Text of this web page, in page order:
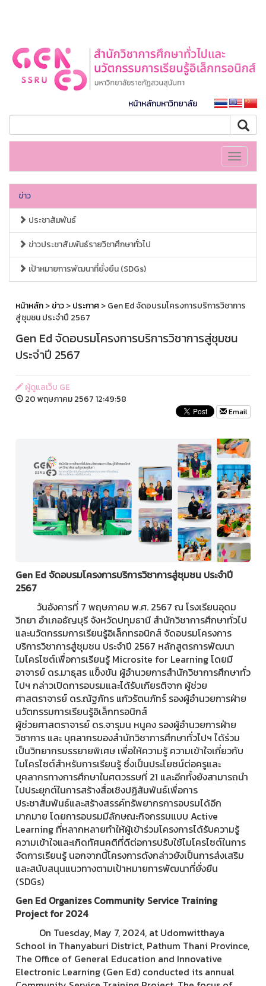
หน้าหลักมหาวิทยาลัย
Toggle
ข่าว
ประชาสัมพันธ์
ข่าวประชาสัมพันธ์รายวิชาศึกษาทั่วไป
เป้าหมายการพัฒนาที่ยั่งยืน (SDGs)
หน้าหลัก>ข่าว>ประกาศ> Gen Ed จัดอบรมโครงการบริการวิชาการ
สู่ชุมชน ประจำปี 2567
Gen Ed จัดอบรมโครงการบริการวิชาการสู่ชุมชน
ประจำปี 2567
ผู้ดูแลเว็บ GE
20 พฤษภาคม 2567 12:49:58
Email
Gen Ed จัดอบรมโครงการบริการวิชาการสู่ชุมชน ประจำปี
2567
วันอังคารที่ 7 พฤษภาคม พ.ศ. 2567 ณ โรงเรียนอุดม
วิทยา อำเภอธัญบุรี จังหวัดปทุมธานี สำนักวิชาการศึกษาทั่วไป
และนวัตกรรมการเรียนรู้อิเล็กทรอนิกส์ จัดอบรมโครงการ
บริการวิชาการสู่ชุมชน ประจำปี 2567 หลักสูตรการพัฒนา
ไมโครไซต์เพื่อการเรียนรู้ Microsite for Learning โดยมี
อาจารย์ ดร.มาธุสร แข็งขัน ผู้อำนวยการสำนักวิชาการศึกษาทั่ว
ไปฯ กล่าวเปิดการอบรมและได้รับเกียรติจาก ผู้ช่วย
ศาสตราจารย์ ดร.ณัฐภัทร แก้วรัตนภัทร์ รองผู้อำนวยการฝ่าย
นวัตกรรมการเรียนรู้อิเล็กทรอนิกส์
ผู้ช่วยศาสตราจารย์ ดร.จารุมน หนูคง รองผู้อำนวยการฝ่าย
วิชาการ และ บุคลากรของสำนักวิชาการศึกษาทั่วไปฯ ได้ร่วม
เป็นวิทยากรบรรยายพิเศษ เพื่อให้ความรู้ ความเข้าใจเกี่ยวกับ
ไมโครไซต์สำหรับการเรียนรู้ ซึ่งเป็นประโยชน์ต่อครูและ
บุคลากรทางการศึกษาในศตวรรษที่ 21 และอีกทั้งยังสามารถนำ
ไปประยุกต์ในการสร้างสื่อเชิงปฏิสัมพันธ์เพื่อการ
ประชาสัมพันธ์และสร้างสรรค์ทรัพยากรการอบรมได้อีก
มากมาย โดยการอบรมมีลักษณะกิจกรรมแบบ Active
Learning ที่หลากหลายทำให้ผู้เข้าร่วมโครงการได้รับความรู้
ความเข้าใจและเกิดทัศนคติที่ดีต่อการปรับใช้ไมโครไซต์ในการ
จัดการเรียนรู้ นอกจากนี้โครงการดังกล่าวยังเป็นการส่งเสริม
และสนับสนุนแนวทางตามเป้าหมายการพัฒนาที่ยั่งยืน
(SDGs)
Gen Ed Organizes Community Service Training
Project for 2024
On Tuesday, May 7, 2024, at Udomwitthaya
School in Thanyaburi District, Pathum Thani Province,
The Office of General Education and Innovative
Electronic Learning (Gen Ed) conducted its annual